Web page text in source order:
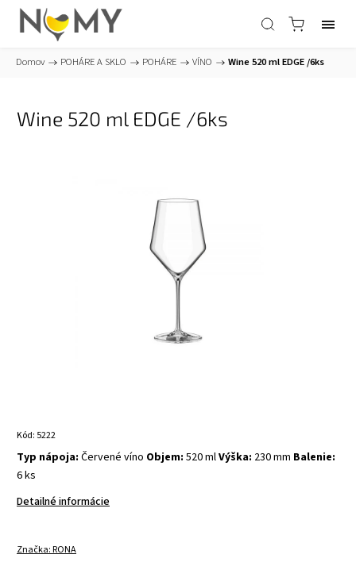
Domov / POHÁRE A SKLO / POHÁRE / VÍNO / Wine 520 ml EDGE /6ks
Wine 520 ml EDGE /6ks
Kód: 5222
Typ nápoja: Červené víno Objem: 520 mlVýška: 230 mm Balenie:
6 ks
Detailné informácie
Značka:RONA